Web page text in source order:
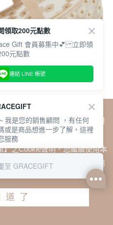
莉珍鞋 杏
在您的電腦中放置並取用我們
應如何變更電腦的Cookie設
】之Cookie聲明，您繼續使用本
站使用條款之Cookie聲明使用
道了
領取200元點數
Gift 會員募集中💕 立即領
元點數
連結 LINE 帳號
我是您的銷售顧問 ，有任何
或是商品想進一步了解，這裡
服務
至 GRACEGIFT